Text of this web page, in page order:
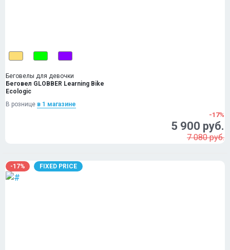
Беговелы для девочки
Беговел GLOBBER Learning Bike
Ecologic
В рознице в 1 магазинe
-17%
5 900 руб.
7 080 руб.
-17% FIXED PRICE